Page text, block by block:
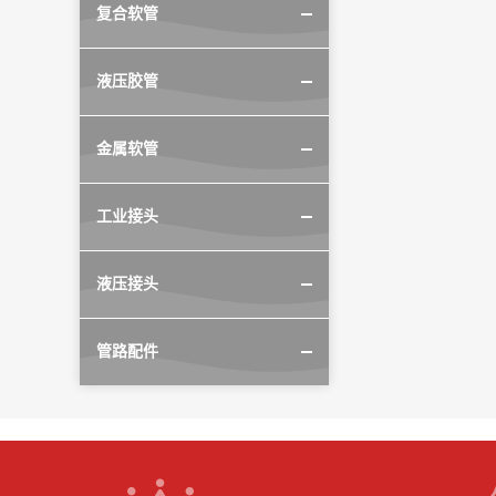
复合软管
液压胶管
金属软管
工业接头
液压接头
管路配件